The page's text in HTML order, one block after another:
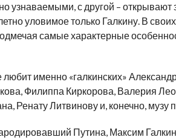
узнаваемыми, с другой –
уловимое только Галкину. В
самые характерные
именно «галкинских»
Филиппа Киркорова, Валерия
Ренату Литвинову и, конечно,
Путина, Максим Галкин